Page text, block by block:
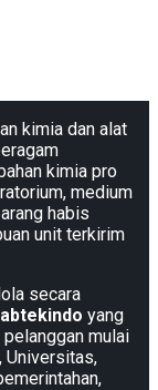
kimia dan alat
kimia pro
medium
habis
unit terkirim
secara
yang
mulai
Universitas,